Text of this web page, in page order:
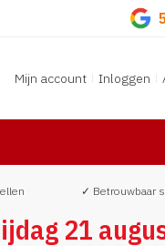
Mijn account Inloggen
✓ Betrouwbaar
21